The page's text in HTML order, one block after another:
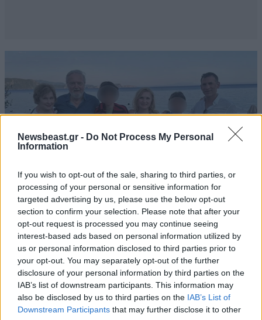
Newsbeast.gr - Do Not Process My Personal
Information
If you wish to opt-out of the sale, sharing to third parties, or
processing of your personal or sensitive information for
targeted advertising by us, please use the below opt-out
section to confirm your selection. Please note that after your
opt-out request is processed you may continue seeing
interest-based ads based on personal information utilized by
us or personal information disclosed to third parties prior to
your opt-out. You may separately opt-out of the further
disclosure of your personal information by third parties on the
IAB’s list of downstream participants. This information may
also be disclosed by us to third parties on the IAB’s List of
Downstream Participants that may further disclose it to other
LIFESTYLE 10·08·2026 18:10
Το καλοκαιρινό ραντεβού του Nicholas Gage με
τον τόπο καταγωγής του, στην Ήπειρο